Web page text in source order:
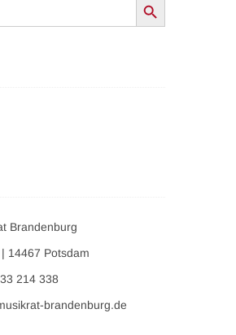
Brandenburg
14467 Potsdam
214 338
brandenburg.de